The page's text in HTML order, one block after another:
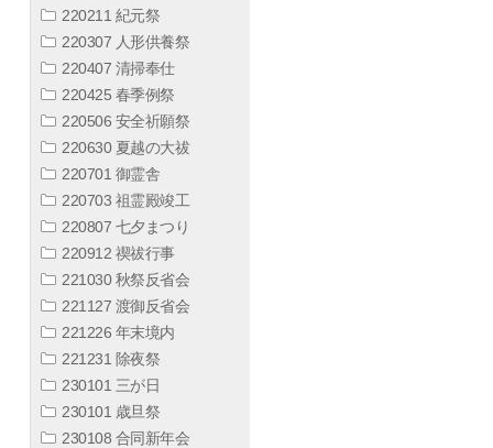
220211 紀元祭
220307 人形供養祭
220407 清掃奉仕
220425 春季例祭
220506 安全祈願祭
220630 夏越の大祓
220701 御霊舎
220703 祖霊殿竣工
220807 七夕まつり
220912 禊祓行事
221030 秋祭反省会
221127 渡御反省会
221226 年末境内
221231 除夜祭
230101 三が日
230101 歳旦祭
230108 合同新年会